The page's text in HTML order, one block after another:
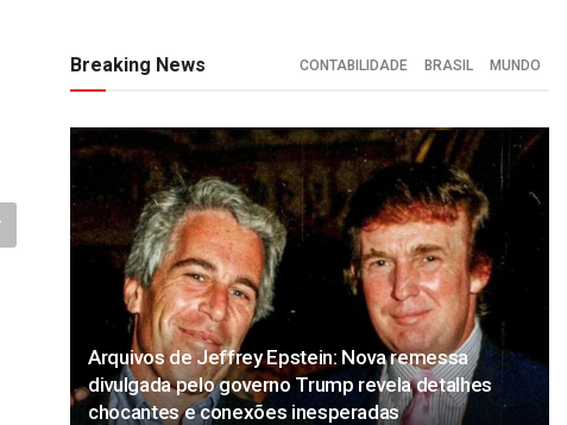
Breaking News CONTABILIDADE BRASIL MUNDO
Arquivos de Jeffrey Epstein: Nova remessa
divulgada pelo governo Trump revela detalhes
chocantes e conexões inesperadas